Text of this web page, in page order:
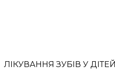
ЛІКУВАННЯ ЗУБІВ У ДІТЕЙ